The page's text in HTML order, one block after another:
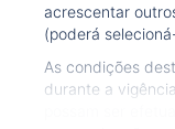
acrescentar
(poderá
As condições
durante a